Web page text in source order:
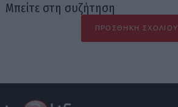
Μπείτε στη συζήτηση
ΠΡΟΣΘΉΚΗ ΣΧΟΛΊΟΥ